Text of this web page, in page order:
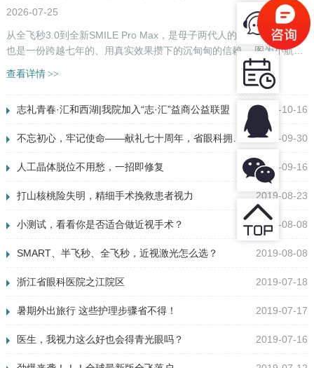
2026-07-25
从全飞秒3.0到全新SMILE Pro Max，是母子两代人的两次摘镜选择，
也是一份跨越七年的、用真实效果攒下的沉甸甸的信赖。 图为小航摘
镜后的母子留影 七年前，小航（化名）妈妈还在被多年近视...
查看详情 >>
2019-10-16
志礼青春·汇和西湖|我院加入“志·汇”益商公益联盟
2019-09-30
不忘初心，牢记使命——献礼七十周年，省眼科拥军优属送光明
2019-09-16
人工晶体脱位不用愁，一招即修复
2019-08-23
打山核桃险失明，精细手术挽救患者视力
2019-08-08
小测试，看看你是否适合做近视手术？
2019-08-08
SMART、半飞秒、全飞秒，近视激光怎么选？
2019-07-18
浙江省眼科医院之江院区
2019-07-17
暑期外出旅行 这些护理步骤省不得！
2019-07-16
医生，我视力这么好也会得青光眼吗？